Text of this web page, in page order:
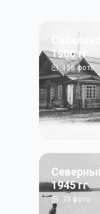
1906 гг
156фото
1945 гг
73 фото